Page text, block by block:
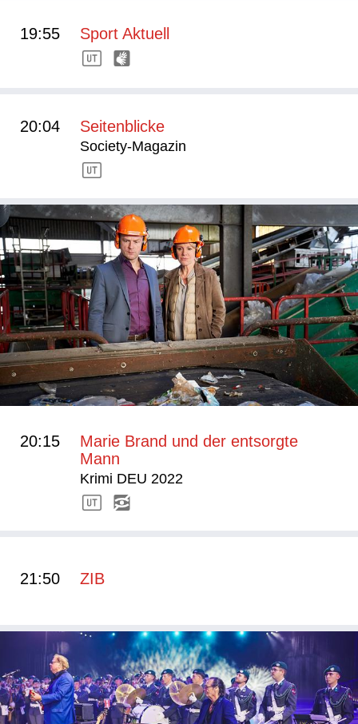
19:55 Sport Aktuell
20:04 Seitenblicke
Society-Magazin
20:15
Marie Brand und der entsorgte
Mann
Krimi DEU 2022
21:50 ZIB